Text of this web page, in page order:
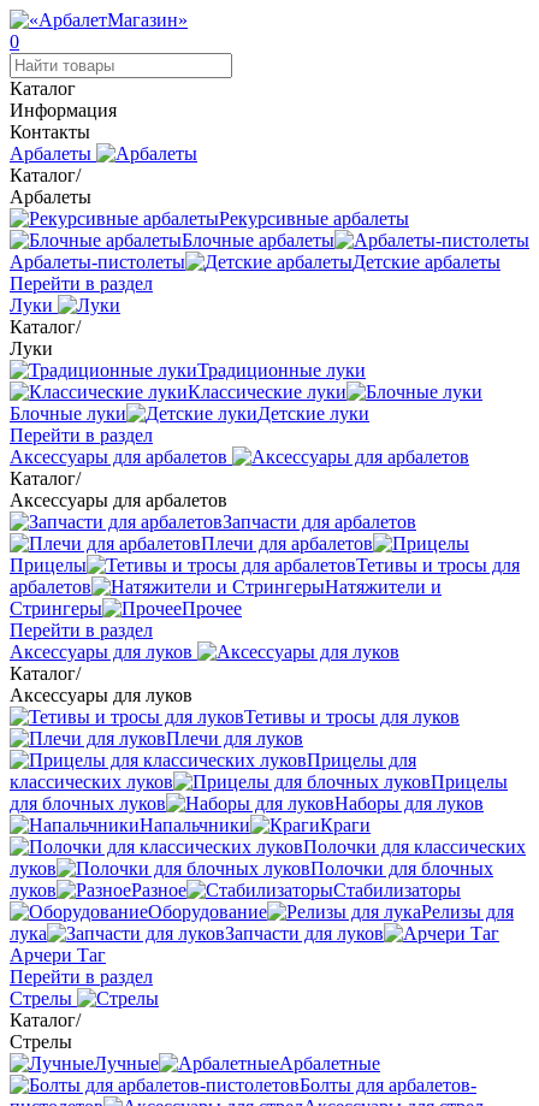
0
Каталог
Информация
Контакты
Арбалеты
Каталог/
Арбалеты
Рекурсивные арбалеты
Блочные арбалеты
Арбалеты-пистолеты
Детские арбалеты
Перейти в раздел
Луки
Каталог/
Луки
Традиционные луки
Классические луки
Блочные луки
Детские луки
Перейти в раздел
Аксессуары для арбалетов
Каталог/
Аксессуары для арбалетов
Запчасти для арбалетов
Плечи для арбалетов
Прицелы
Тетивы и тросы для
арбалетов
Натяжители и
Стрингеры
Прочее
Перейти в раздел
Аксессуары для луков
Каталог/
Аксессуары для луков
Тетивы и тросы для луков
Плечи для луков
Прицелы для
классических луков
Прицелы
для блочных луков
Наборы для луков
Напальчники
Краги
Полочки для классических
луков
Полочки для блочных
луков
Разное
Стабилизаторы
Оборудование
Релизы для
лука
Запчасти для луков
Арчери Таг
Перейти в раздел
Стрелы
Каталог/
Стрелы
Лучные
Арбалетные
Болты для арбалетов-